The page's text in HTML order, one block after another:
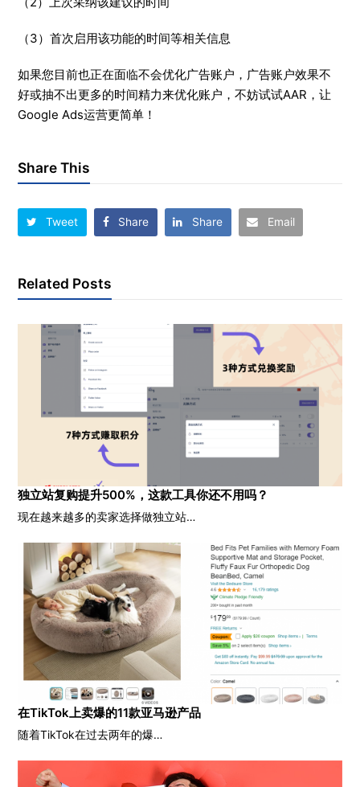
（3）首次启用该功能的时间等相关信息
如果您目前也正在面临不会优化广告账户，广告账户效果不
好或抽不出更多的时间精力来优化账户，不妨试试AAR，让
Google Ads运营更简单！
Share This
Tweet Share Share Email
Related Posts
独立站复购提升500%，这款工具你还不用吗？
现在越来越多的卖家选择做独立站…
在TikTok上卖爆的11款亚马逊产品
随着TikTok在过去两年的爆…